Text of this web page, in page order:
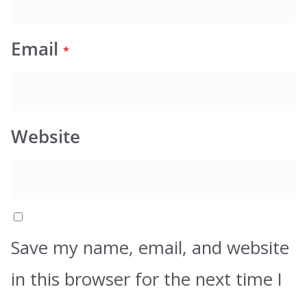
Email *
Website
Save my name, email, and website
in this browser for the next time I